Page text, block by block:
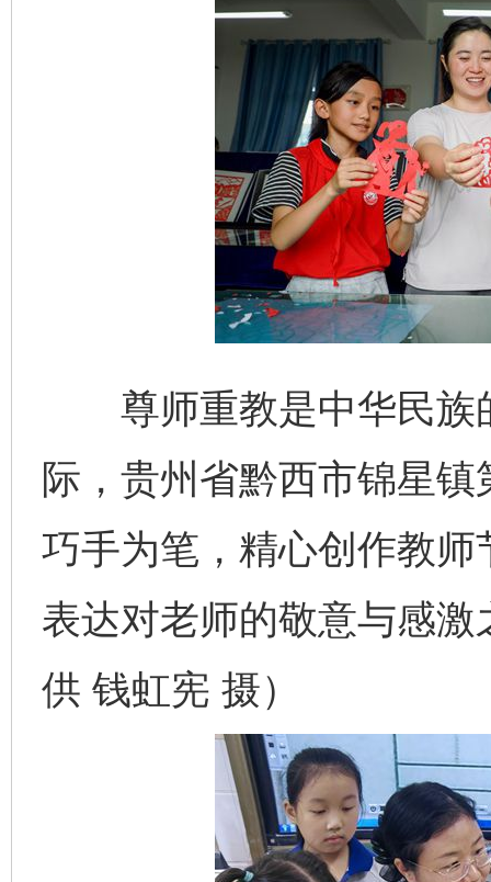
尊师重教是中华民族
际，贵州省黔西市锦星
巧手为笔，精心创作教
表达对老师的敬意与感
供 钱虹宪 摄）